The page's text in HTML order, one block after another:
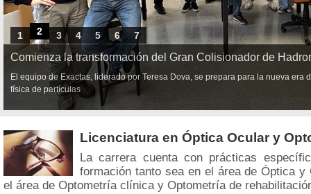
1 2 3 4 5 6 7
Comienza la transformación del Gran Colisionador de
El equipo de Exactas, liderado por Teresa Dova, se prepara para la nueva era
física de partículas
Licenciatura en Óptica Ocular y
La carrera cuenta con prácticas
formación tanto sea en el área de Óptica y
el área de Optometría clínica y Optometría de